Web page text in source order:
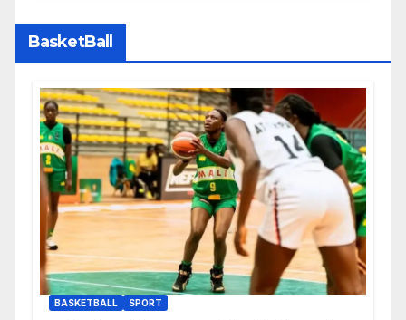
BasketBall
BASKETBALL SPORT